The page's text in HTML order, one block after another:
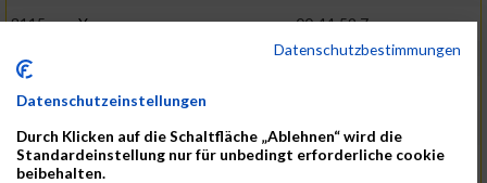
8115
Yazgan
00:44:59.7
8018
00:47:52.0
04:13:29
7993
Le
7948
Hechinger
00:51:42.5
8013
Moritz
00:51:47.5
Datenschutzbestimmungen
Datenschutzeinstellungen
Durch Klicken auf die Schaltfläche „Ablehnen“ wird die
Standardeinstellung nur für unbedingt erforderliche cookie
beibehalten.